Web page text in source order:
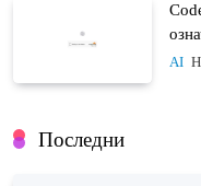
AI
Последни